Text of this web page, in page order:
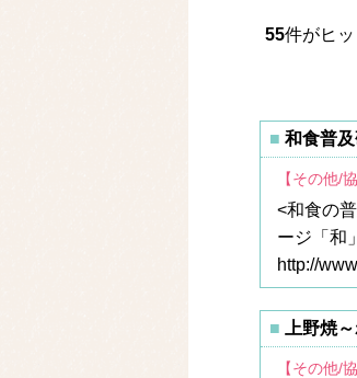
55件がヒ
和食普
【その他/
<和食の
ージ「和
http://
上野焼
【その他/